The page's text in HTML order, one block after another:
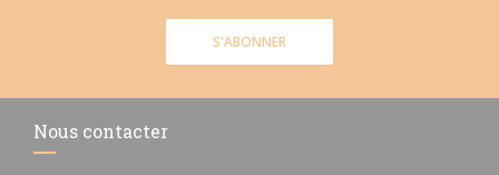
S'ABONNER
Nous contacter